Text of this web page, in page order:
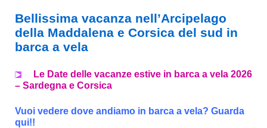
Bellissima vacanza nell’Arcipelago
della Maddalena e Corsica del sud in
barca a vela
Le Date delle vacanze estive in barca a vela 2026
– Sardegna e Corsica
Vuoi vedere dove andiamo in barca a vela? Guarda
qui!!